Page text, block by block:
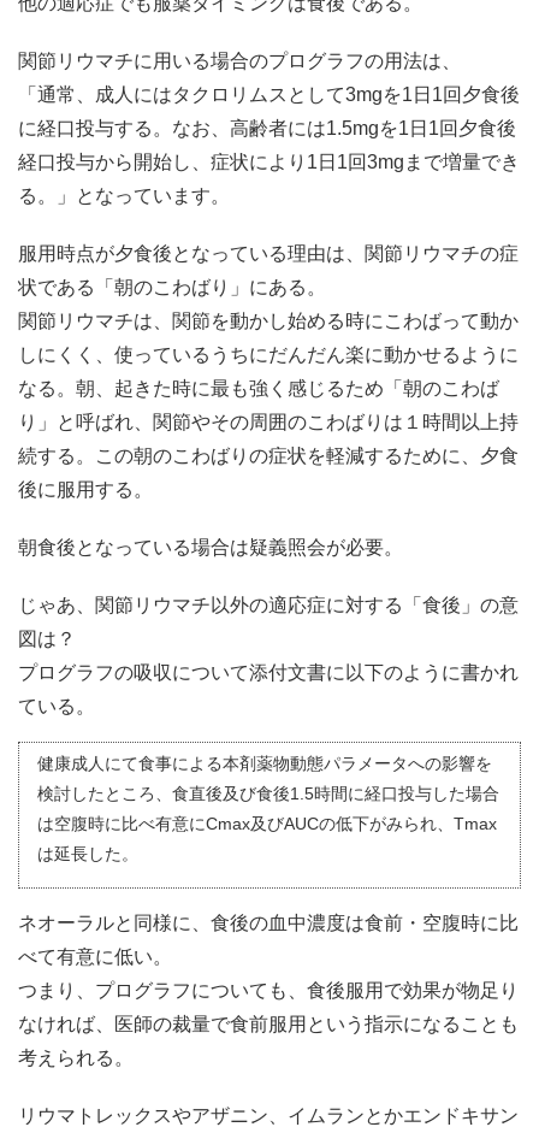
関節リウマチに用いる場合のプログラフの用法は、
「通常、成人にはタクロリムスとして3mgを1日1回夕食後
に経口投与する。なお、高齢者には1.5mgを1日1回夕食後
経口投与から開始し、症状により1日1回3mgまで増量でき
る。」となっています。
服用時点が夕食後となっている理由は、関節リウマチの症
状である「朝のこわばり」にある。
関節リウマチは、関節を動かし始める時にこわばって動か
しにくく、使っているうちにだんだん楽に動かせるように
なる。朝、起きた時に最も強く感じるため「朝のこわば
り」と呼ばれ、関節やその周囲のこわばりは１時間以上持
続する。この朝のこわばりの症状を軽減するために、夕食
後に服用する。
朝食後となっている場合は疑義照会が必要。
じゃあ、関節リウマチ以外の適応症に対する「食後」の意
図は？
プログラフの吸収について添付文書に以下のように書かれ
ている。
健康成人にて食事による本剤薬物動態パラメータへの影響を
検討したところ、食直後及び食後1.5時間に経口投与した場合
は空腹時に比べ有意にCmax及びAUCの低下がみられ、Tmax
は延長した。
ネオーラルと同様に、食後の血中濃度は食前・空腹時に比
べて有意に低い。
つまり、プログラフについても、食後服用で効果が物足り
なければ、医師の裁量で食前服用という指示になることも
考えられる。
リウマトレックスやアザニン、イムランとかエンドキサン